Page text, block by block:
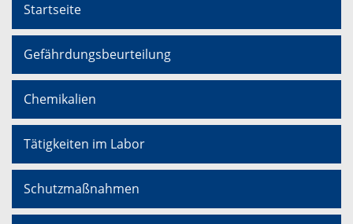
Startseite
Gefährdungsbeurteilung
Chemikalien
Tätigkeiten im Labor
Schutzmaßnahmen